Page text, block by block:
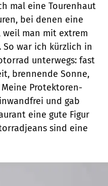
mal eine Tourenhaut
bei denen eine
weil man mit extrem
So war ich kürzlich in
unterwegs: fast
brennende Sonne,
Protektoren-
und gab
eine gute Figur
sind eine